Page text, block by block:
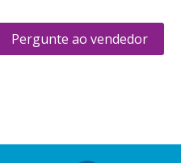
Pergunte ao vendedor